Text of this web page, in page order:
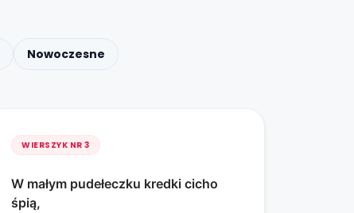
Nowoczesne
WIERSZYK NR 3
W małym pudełeczku kredki cicho
śpią,